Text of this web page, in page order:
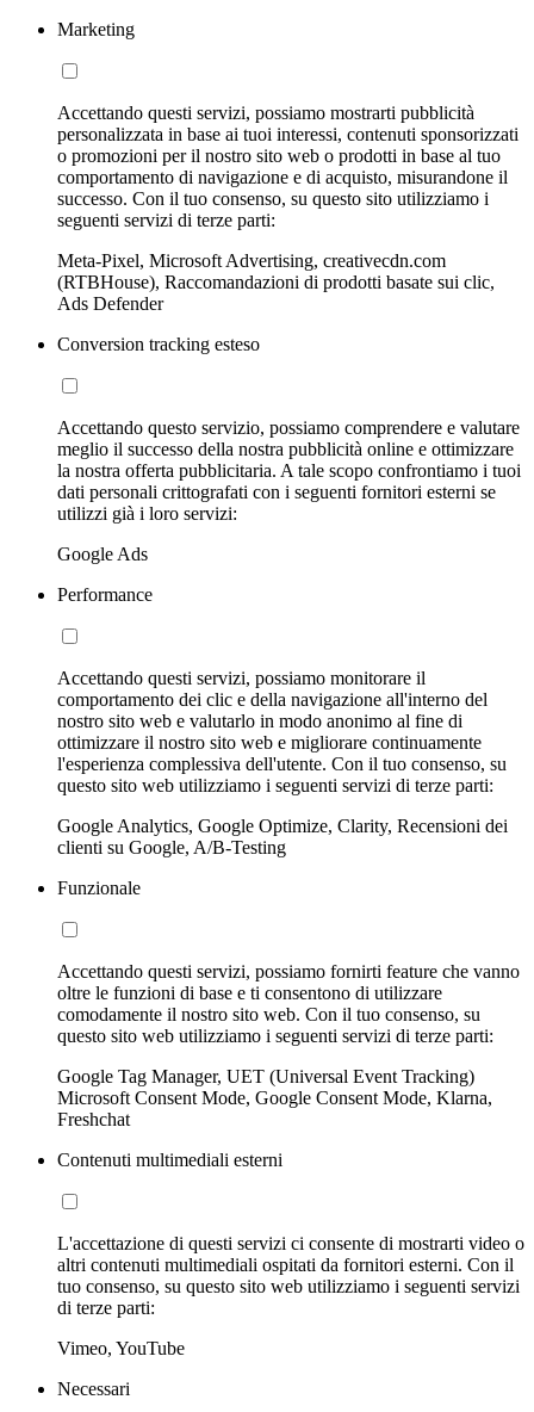
Marketing
Accettando questi servizi, possiamo mostrarti pubblicità
personalizzata in base ai tuoi interessi, contenuti sponsorizzati
o promozioni per il nostro sito web o prodotti in base al tuo
comportamento di navigazione e di acquisto, misurandone il
successo. Con il tuo consenso, su questo sito utilizziamo i
seguenti servizi di terze parti:
Meta-Pixel, Microsoft Advertising, creativecdn.com
(RTBHouse), Raccomandazioni di prodotti basate sui clic,
Ads Defender
Conversion tracking esteso
Accettando questo servizio, possiamo comprendere e valutare
meglio il successo della nostra pubblicità online e ottimizzare
la nostra offerta pubblicitaria. A tale scopo confrontiamo i tuoi
dati personali crittografati con i seguenti fornitori esterni se
utilizzi già i loro servizi:
Google Ads
Performance
Accettando questi servizi, possiamo monitorare il
comportamento dei clic e della navigazione all'interno del
nostro sito web e valutarlo in modo anonimo al fine di
ottimizzare il nostro sito web e migliorare continuamente
l'esperienza complessiva dell'utente. Con il tuo consenso, su
questo sito web utilizziamo i seguenti servizi di terze parti:
Google Analytics, Google Optimize, Clarity, Recensioni dei
clienti su Google, A/B-Testing
Funzionale
Accettando questi servizi, possiamo fornirti feature che vanno
oltre le funzioni di base e ti consentono di utilizzare
comodamente il nostro sito web. Con il tuo consenso, su
questo sito web utilizziamo i seguenti servizi di terze parti:
Google Tag Manager, UET (Universal Event Tracking)
Microsoft Consent Mode, Google Consent Mode, Klarna,
Freshchat
Contenuti multimediali esterni
L'accettazione di questi servizi ci consente di mostrarti video o
altri contenuti multimediali ospitati da fornitori esterni. Con il
tuo consenso, su questo sito web utilizziamo i seguenti servizi
di terze parti:
Vimeo, YouTube
Necessari